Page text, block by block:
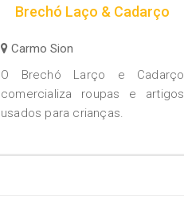
Brechó Laço & Cadarço
Carmo Sion
O Brechó Larço e Cadarço
comercializa roupas e artigos
usados para crianças.